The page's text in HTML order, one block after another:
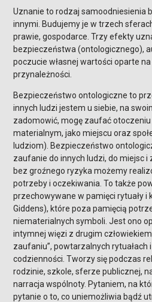
Uznanie to rodzaj samoodniesienia
innymi. Budujemy je w trzech
prawie, gospodarce. Trzy efekty
bezpieczeństwa (ontologicznego),
poczucie własnej wartości oparte
przynależności.
Bezpieczeństwo ontologiczne to
innych ludzi jestem u siebie, na
zadomowić, mogę zaufać
materialnym, jako miejscu oraz
ludziom). Bezpieczeństwo
zaufanie do innych ludzi, do miejsc i
bez groźnego ryzyka możemy
potrzeby i oczekiwania. To także
przechowywane w pamięci rytuały i
Giddens), które poza pamięcią
niematerialnych symboli. Jest ono
intymnej więzi z drugim
zaufaniu”, powtarzalnych rytuałach
codzienności. Tworzy się podczas
rodzinie, szkole, sferze publicznej,
narracja wspólnoty. Pytaniem, na
pytanie o to, co uniemożliwia bądź